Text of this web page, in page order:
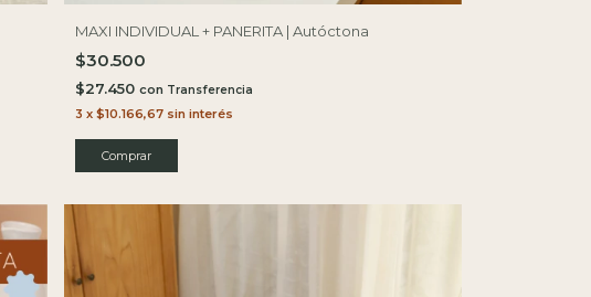
MAXI INDIVIDUAL + PANERITA | Autóctona
$30.500
$27.450 con
3 x $10.166,67 sin interés